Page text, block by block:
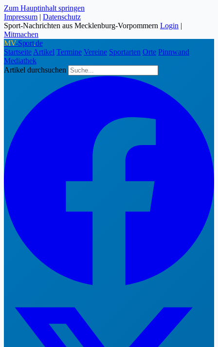
Zum Hauptinhalt springen
Impressum | Datenschutz
Sport-Nachrichten aus Mecklenburg-Vorpommern Login |
Mitmachen
MV-Sport.de
Startseite Artikel Termine Vereine Sportarten Orte Pinnwand
Mediathek
Artikel durchsuchen